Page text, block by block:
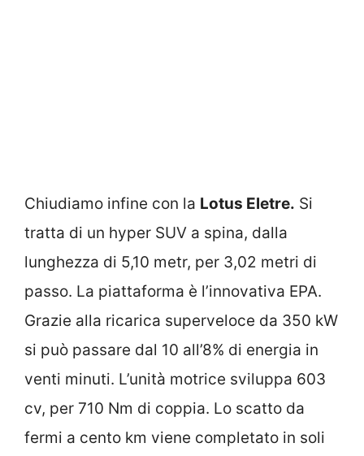
Chiudiamo infine con la Lotus Eletre. Si
tratta di un hyper SUV a spina, dalla
lunghezza di 5,10 metr, per 3,02 metri di
passo. La piattaforma è l’innovativa EPA.
Grazie alla ricarica superveloce da 350 kW
si può passare dal 10 all’8% di energia in
venti minuti. L’unità motrice sviluppa 603
cv, per 710 Nm di coppia. Lo scatto da
fermi a cento km viene completato in soli